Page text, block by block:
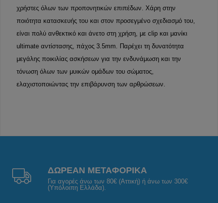
χρήστες όλων των προπονητικών επιπέδων. Χάρη στην
ποιότητα κατασκευής του και στον προσεγμένο σχεδιασμό του,
είναι πολύ ανθεκτικό και άνετο στη χρήση, με clip και μανίκι
ultimate αντίστασης, πάχος 3.5mm. Παρέχει τη δυνατότητα
μεγάλης ποικιλίας ασκήσεων για την ενδυνάμωση και την
τόνωση όλων των μυικών ομάδων του σώματος,
ελαχιστοποιώντας την επιβάρυνση των αρθρώσεων.
ΔΩΡΕΑΝ ΜΕΤΑΦΟΡΙΚΑ
Για αγορές άνω των 80€ (Αττική) ή άνω των 300€
(Υπόλοιπη Ελλάδα).